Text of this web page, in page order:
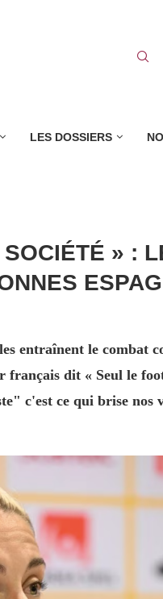
LES DOSSIERS
» :
entraînent le combat
français dit « Seul le
c'est ce qui brise nos